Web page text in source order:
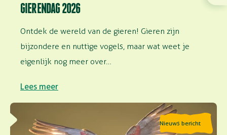
GIERENDAG 2026
Ontdek de wereld van de gieren! Gieren zijn
bijzondere en nuttige vogels, maar wat weet je
eigenlijk nog meer over…
Lees meer
Nieuws bericht
Lees meer over Vinden vogels het leuk om te vliegen?